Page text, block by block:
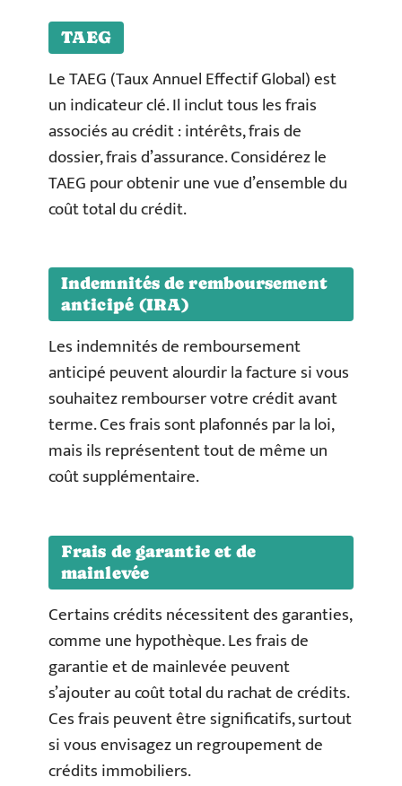
TAEG
Le TAEG (Taux Annuel Effectif Global) est
un indicateur clé. Il inclut tous les frais
associés au crédit : intérêts, frais de
dossier, frais d’assurance. Considérez le
TAEG pour obtenir une vue d’ensemble du
coût total du crédit.
Indemnités de remboursement
anticipé (IRA)
Les indemnités de remboursement
anticipé peuvent alourdir la facture si vous
souhaitez rembourser votre crédit avant
terme. Ces frais sont plafonnés par la loi,
mais ils représentent tout de même un
coût supplémentaire.
Frais de garantie et de
mainlevée
Certains crédits nécessitent des garanties,
comme une hypothèque. Les frais de
garantie et de mainlevée peuvent
s’ajouter au coût total du rachat de crédits.
Ces frais peuvent être significatifs, surtout
si vous envisagez un regroupement de
crédits immobiliers.